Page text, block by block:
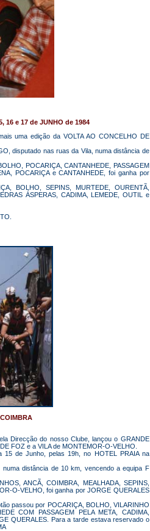
16 e 17 de JUNHO de 1984
uma edição da VOLTA AO CONCELHO DE
disputado nas ruas da Vila, numa distância de
POCARIÇA, CANTANHEDE, PASSAGEM
POCARIÇA e CANTANHEDE, foi ganha por
BOLHO, SEPINS, MURTEDE, OURENTÃ,
ÁSPERAS, CADIMA, LEMEDE, OUTIL e
Direcção do nosso Clube, lançou o GRANDE
FOZ e a VILA de MONTEMOR-O-VELHO.
15 de Junho, pelas 19h, no HOTEL PRAIA na
distância de 10 km, vencendo a equipa F
ANCÃ, COIMBRA, MEALHADA, SEPINS,
O-VELHO, foi ganha por JORGE QUERALES
passou por POCARIÇA, BOLHO, VILARINHO
COM PASSAGEM PELA META, CADIMA,
QUERALES. Para a tarde estava reservado o